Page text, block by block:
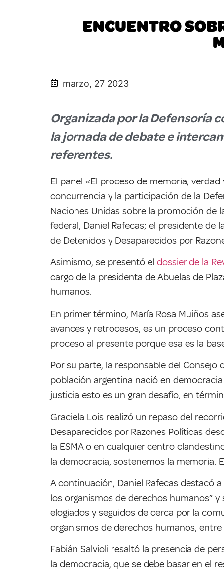
ENCUENTRO
marzo, 27 2023
Organizada por la Defensoría
la jornada de debate e
referentes.
El panel «El proceso de memoria,
concurrencia y la participación de la
Naciones Unidas sobre la promoción de
federal, Daniel Rafecas; el presidente de
de Detenidos y Desaparecidos por
Asimismo, se presentó el dossier de la
cargo de la presidenta de Abuelas de
humanos.
En primer término, María Rosa Muiños
avances y retrocesos, es un proceso
proceso al presente porque esa es la
Por su parte, la responsable del Consejo
población argentina nació en
justicia esto es un gran desafío, en
Graciela Lois realizó un repaso del
Desaparecidos por Razones Políticas
la ESMA o en cualquier centro
la democracia, sostenemos la memoria.
A continuación, Daniel Rafecas destacó
los organismos de derechos humanos”
elogiados y seguidos de cerca por la
organismos de derechos humanos,
Fabián Salvioli resaltó la presencia de
la democracia, que se debe basar en el